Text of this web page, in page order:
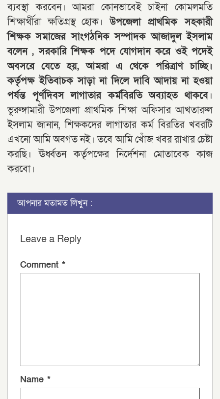
ব্যবস্থা করবেন। আমরা কোনভাবেই চাইনা কোমলমতি
শিক্ষার্থীরা ক্ষতিগ্রস্থ হোক।উপজেলা প্রাথমিক সহকারী
শিক্ষক সমাজের সাংগঠনিক সম্পাদক আজাদুল ইসলাম
বলেন , সরকারি শিক্ষক পদে যোগদান করে ওই পদেই
অবসরে যেতে হয়, আমরা এ থেকে পরিত্রাণ চাচ্ছি।
কর্তৃপক্ষ ইতিবাচক সাড়া না দিলে দাবি আদায় না হওয়া
পর্যন্ত পূর্ণদিবস লাগাতার কর্মবিরতি অব্যাহত থাকবে।
ভূরুঙ্গামারী উপজেলা প্রাথমিক শিক্ষা অফিসার আখতারুল
ইসলাম জানান, শিক্ষকদের লাগাতার কর্ম বিরতির খবরটি
এখনো আমি অবগত নই। তবে আমি খোঁজ খবর রাখার চেষ্টা
করছি। ঊর্ধ্বতন কর্তৃপক্ষের নির্দেশনা মোতাবেক কাজ
করবো।
আপনার মতামত লিখুন :
Leave a Reply
Comment *
Name *